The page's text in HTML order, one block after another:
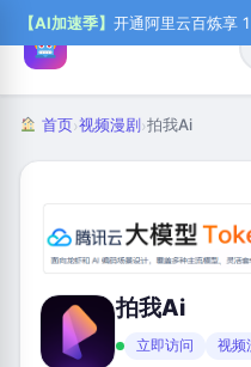
【AI加速季】 开通阿里云百炼享 1 亿+ tokens，Qwen3.7 限时
首页›视频漫剧›拍我Ai
拍我Ai
立即访问 视频